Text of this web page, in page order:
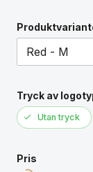
matchande
om
Tryck av
Utan tryck
Pris